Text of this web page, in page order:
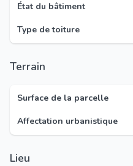
État du bâtiment
Type de toiture
Terrain
Surface de la parcelle
Affectation urbanistique
Lieu